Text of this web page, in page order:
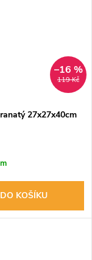
119 Kč
–16 %
27x27x40cm
DO KOŠÍKU